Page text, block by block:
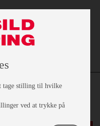
tage stilling til hvilke
ved at trykke på